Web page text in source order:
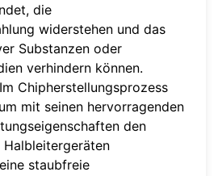
die
widerstehen und das
Substanzen oder
verhindern können.
Chipherstellungsprozess
mit seinen hervorragenden
den
staubfreie